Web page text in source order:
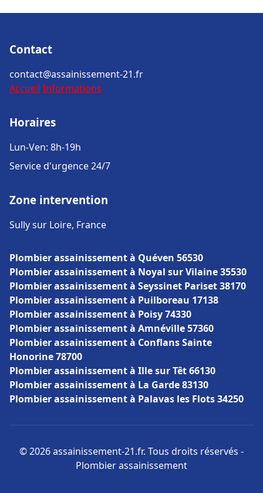
Contact
contact@assainissement-21.fr
Accueil Informations
Horaires
Lun-Ven: 8h-19h
Service d'urgence 24/7
Zone intervention
Sully sur Loire, France
Plombier assainissement à Quéven 56530
Plombier assainissement à Noyal sur Vilaine 35530
Plombier assainissement à Seyssinet Pariset 38170
Plombier assainissement à Puilboreau 17138
Plombier assainissement à Poisy 74330
Plombier assainissement à Amnéville 57360
Plombier assainissement à Conflans Sainte
Honorine 78700
Plombier assainissement à Ille sur Têt 66130
Plombier assainissement à La Garde 83130
Plombier assainissement à Palavas les Flots 34250
© 2026 assainissement-21.fr. Tous droits réservés -
Plombier assainissement